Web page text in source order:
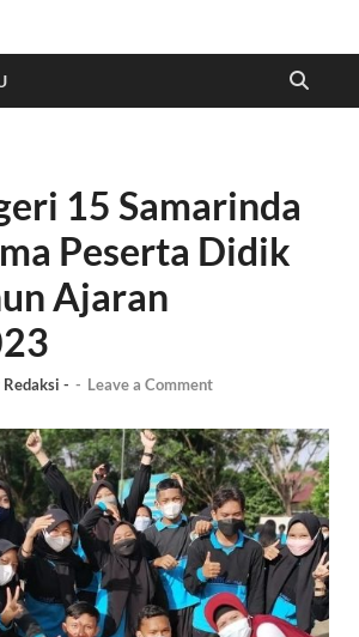
Cyber
15 Samarinda
Peserta Didik
Ajaran
Redaksi - - Leave a Comment